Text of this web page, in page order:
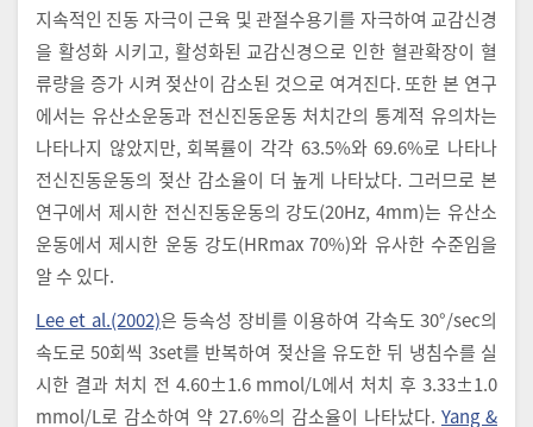
지속적인 진동 자극이 근육 및 관절수용기를 자극하여 교감신경
을 활성화 시키고, 활성화된 교감신경으로 인한 혈관확장이 혈
류량을 증가 시켜 젖산이 감소된 것으로 여겨진다. 또한 본 연구
에서는 유산소운동과 전신진동운동 처치간의 통계적 유의차는
나타나지 않았지만, 회복률이 각각 63.5%와 69.6%로 나타나
전신진동운동의 젖산 감소율이 더 높게 나타났다. 그러므로 본
연구에서 제시한 전신진동운동의 강도(20Hz, 4mm)는 유산소
운동에서 제시한 운동 강도(HRmax 70%)와 유사한 수준임을
알 수 있다.
Lee et al.(2002)은 등속성 장비를 이용하여 각속도 30°/sec의
속도로 50회씩 3set를 반복하여 젖산을 유도한 뒤 냉침수를 실
시한 결과 처치 전 4.60±1.6 mmol/L에서 처치 후 3.33±1.0
mmol/L로 감소하여 약 27.6%의 감소율이 나타났다. Yang &